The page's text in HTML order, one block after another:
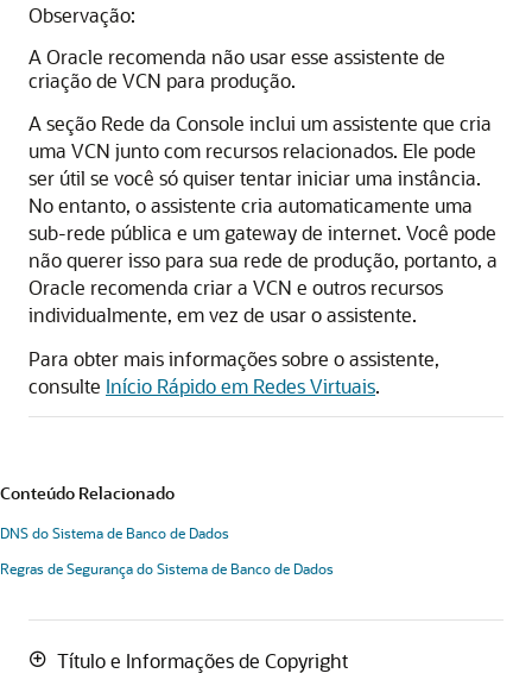
Observação:
A Oracle recomenda não usar esse assistente de
criação de VCN para produção.
A seção Rede da Console inclui um assistente que cria
uma VCN junto com recursos relacionados. Ele pode
ser útil se você só quiser tentar iniciar uma instância.
No entanto, o assistente cria automaticamente uma
sub-rede pública e um gateway de internet. Você pode
não querer isso para sua rede de produção, portanto, a
Oracle recomenda criar a VCN e outros recursos
individualmente, em vez de usar o assistente.
Para obter mais informações sobre o assistente,
consulte Início Rápido em Redes Virtuais.
Conteúdo Relacionado
DNS do Sistema de Banco de Dados
Regras de Segurança do Sistema de Banco de Dados
Título e Informações de Copyright